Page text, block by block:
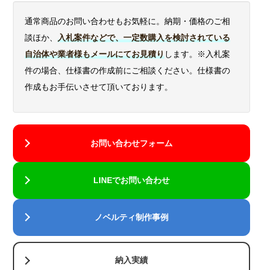
ア
円
通常商品のお問い合わせもお気軽に。納期・価格のご相
談ほか、入札案件などで、一定数購入を検討されている
自治体や業者様もメールにてお見積りします。※入札案
件の場合、仕様書の作成前にご相談ください。仕様書の
作成もお手伝いさせて頂いております。
お問い合わせフォーム
LINEでお問い合わせ
ノベルティ制作事例
納入実績